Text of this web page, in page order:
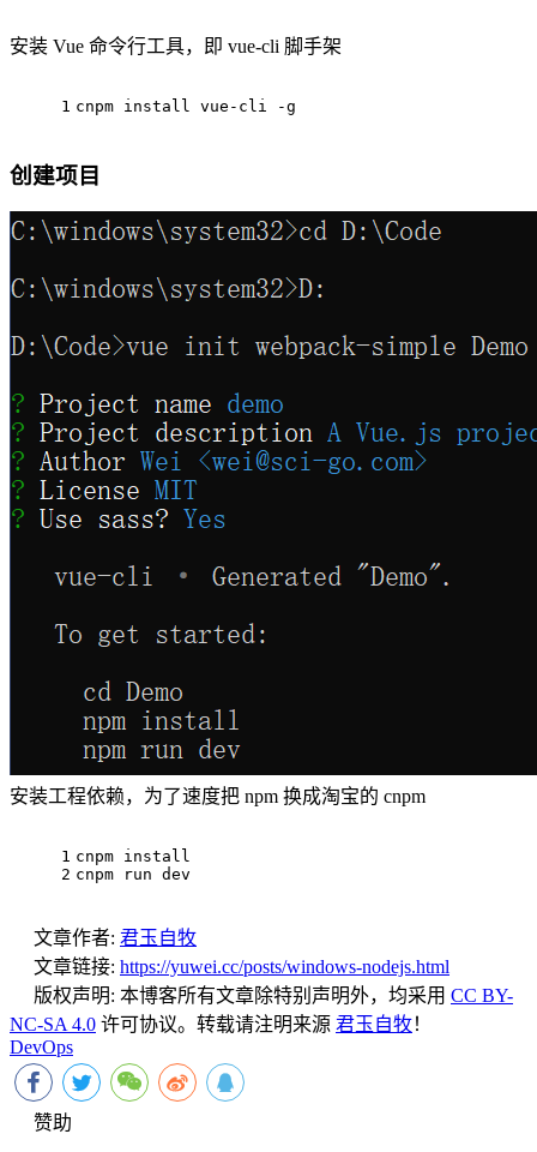
安装 Vue 命令行工具，即 vue-cli 脚手架
1 cnpm install vue-cli -g
创建项目
安装工程依赖，为了速度把 npm 换成淘宝的 cnpm
1
2
cnpm install
cnpm run dev
文章作者: 君玉自牧
文章链接: https://yuwei.cc/posts/windows-nodejs.html
版权声明: 本博客所有文章除特别声明外，均采用 CC BY-
NC-SA 4.0 许可协议。转载请注明来源 君玉自牧！
DevOps
赞助